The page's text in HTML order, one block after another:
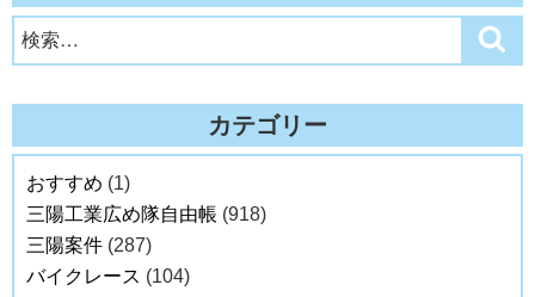
検
索:
カテゴリー
おすすめ (1)
三陽工業広め隊自由帳 (918)
三陽案件 (287)
バイクレース (104)